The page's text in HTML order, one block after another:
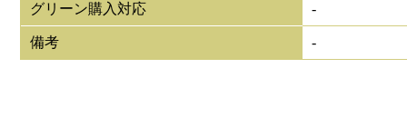
グリーン購入対応 -
備考 -